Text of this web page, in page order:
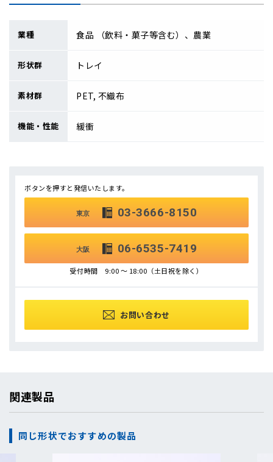
業種 食品 （飲料・菓子等含む）、農業
形状群 トレイ
素材群 PET, 不織布
機能・性能 緩衝
ボタンを押すと発信いたします。
東京 03-3666-8150
大阪 06-6535-7419
受付時間 9:00 ～ 18:00（土日祝を除く）
お問い合わせ
関連製品
同じ形状でおすすめの製品